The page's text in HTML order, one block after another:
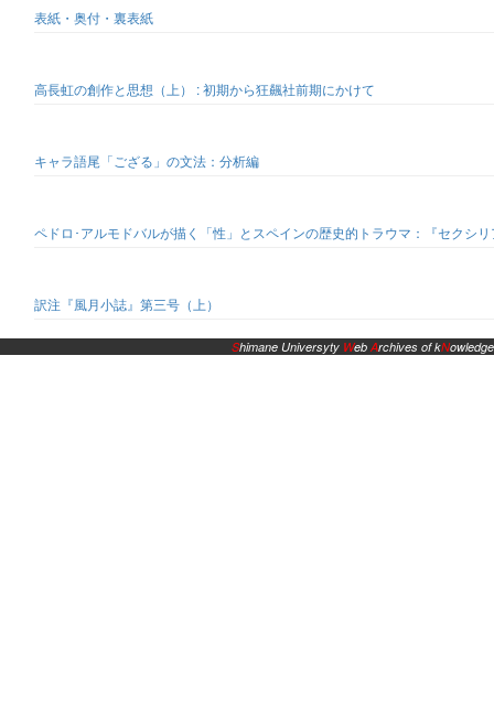
表紙・奥付・裏表紙
高長虹の創作と思想（上） : 初期から狂飆社前期にかけて
キャラ語尾「ござる」の文法：分析編
ペドロ･アルモドバルが描く「性」とスペインの歴史的トラウマ：『セクシ
訳注『風月小誌』第三号（上）
Shimane Universyty WebArchives of kNowledge